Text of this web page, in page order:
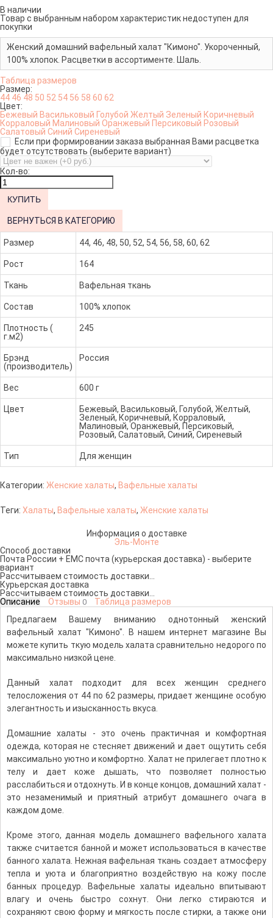
В наличии
Товар с выбранным набором характеристик недоступен для
покупки
Женский домашний вафельный халат "Кимоно". Укороченный,
100% хлопок. Расцветки в ассортименте. Шаль.
Таблица размеров
Размер:
44 46 48 50 52 54 56 58 60 62
Цвет:
Бежевый Васильковый Голубой Желтый Зеленый Коричневый
Корраловый Малиновый Оранжевый Персиковый Розовый
Салатовый Синий Сиреневый
Если при формировании заказа выбранная Вами расцветка
будет отсутствовать (выберите вариант)
Кол-во:
ВЕРНУТЬСЯ В КАТЕГОРИЮ
Размер 44, 46, 48, 50, 52, 54, 56, 58, 60, 62
Рост 164
Ткань Вафельная ткань
Состав 100% хлопок
Плотность (
г.м2)
245
Брэнд
(производитель)
Россия
Вес 600 г
Цвет
Бежевый, Васильковый, Голубой, Желтый,
Зеленый, Коричневый, Корраловый,
Малиновый, Оранжевый, Персиковый,
Розовый, Салатовый, Синий, Сиреневый
Тип Для женщин
Категории: Женские халаты, Вафельные халаты
Теги: Халаты, Вафельные халаты, Женские халаты
Информация о доставке
Эль-Монте
Способ доставки
Почта России + ЕМС почта (курьерская доставка) - выберите
вариант
Рассчитываем стоимость доставки...
Курьерская доставка
Рассчитываем стоимость доставки...
Описание
Отзывы 0
Таблица размеров
Предлагаем Вашему вниманию однотонный женский
вафельный халат "Кимоно". В нашем интернет магазине Вы
можете купить ткую модель халата сравнительно недорого по
максимально низкой цене.
Данный халат подходит для всех женщин среднего
телосложения от 44 по 62 размеры, придает женщине особую
элегантность и изысканность вкуса.
Домашние халаты - это очень практичная и комфортная
одежда, которая не стесняет движений и дает ощутить себя
максимально уютно и комфортно. Халат не прилегает плотно к
телу и дает коже дышать, что позволяет полностью
расслабиться и отдохнуть. И в конце концов, домашний халат -
это незаменимый и приятный атрибут домашнего очага в
каждом доме.
Кроме этого, данная модель домашнего вафельного халата
также считается банной и может использоваться в качестве
банного халата. Нежная вафельная ткань создает атмосферу
тепла и уюта и благоприятно воздействую на кожу после
банных процедур. Вафельные халаты идеально впитывают
влагу и очень быстро сохнут. Они легко стираются и
сохраняют свою форму и мягкость после стирки, а также они